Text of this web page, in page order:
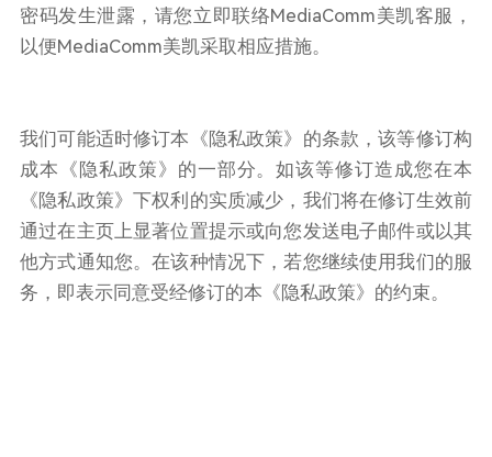
密码发生泄露，请您立即联络MediaComm美凯客服，
以便MediaComm美凯采取相应措施。
我们可能适时修订本《隐私政策》的条款，该等修订构
成本《隐私政策》的一部分。如该等修订造成您在本
《隐私政策》下权利的实质减少，我们将在修订生效前
通过在主页上显著位置提示或向您发送电子邮件或以其
他方式通知您。在该种情况下，若您继续使用我们的服
务，即表示同意受经修订的本《隐私政策》的约束。